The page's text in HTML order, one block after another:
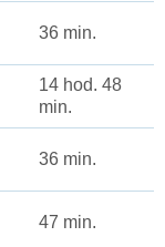
36 min.
14 hod. 48
min.
36 min.
47 min.